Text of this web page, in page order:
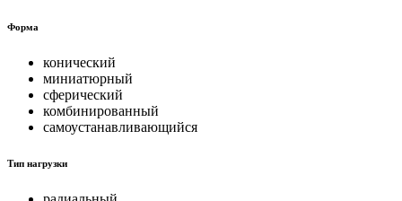
Форма
конический
миниатюрный
сферический
комбинированный
самоустанавливающийся
Тип нагрузки